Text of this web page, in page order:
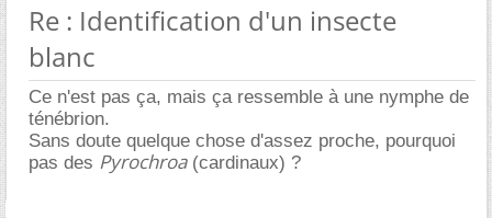
Re : Identification d'un insecte
blanc
Ce n'est pas ça, mais ça ressemble à une nymphe de
ténébrion.
Sans doute quelque chose d'assez proche, pourquoi
pas des Pyrochroa(cardinaux) ?